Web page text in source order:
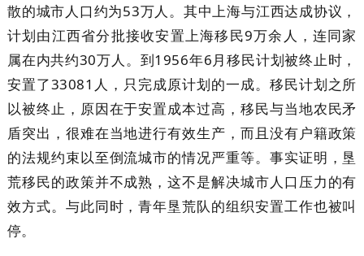
散的城市人口约为53万人。其中上海与江西达成协议，
计划由江西省分批接收安置上海移民9万余人，连同家
属在内共约30万人。到1956年6月移民计划被终止时，
安置了33081人，只完成原计划的一成。移民计划之所
以被终止，原因在于安置成本过高，移民与当地农民矛
盾突出，很难在当地进行有效生产，而且没有户籍政策
的法规约束以至倒流城市的情况严重等。事实证明，垦
荒移民的政策并不成熟，这不是解决城市人口压力的有
效方式。与此同时，青年垦荒队的组织安置工作也被叫
停。